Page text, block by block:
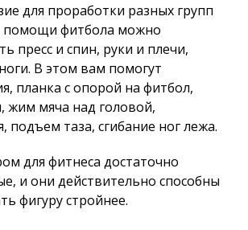
для проработки разных групп
фитбола можно
пресс и спин, руки и плечи,
В этом вам помогут
планка с опорой на фитбол,
жим мяча над головой,
подъем таза, сгибание ног лежа.
для фитнеса достаточно
и они действительно способны
фигуру стройнее.